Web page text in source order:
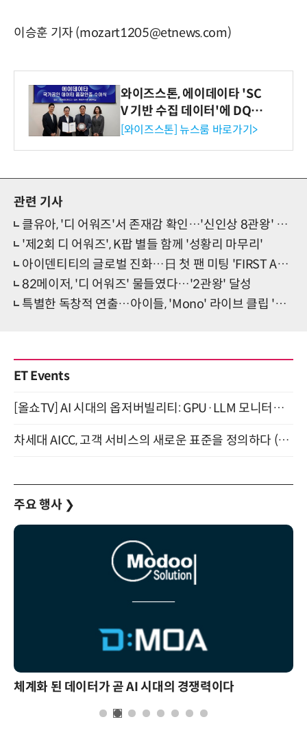
이승훈 기자 (mozart1205@etnews.com)
와이즈스톤, 에이데이타 'SC
V 기반 수집 데이터'에 DQ인
증 최고 등급 수여
[와이즈스톤] 뉴스룸 바로가기>
관련 기사
클유아, '디 어워즈'서 존재감 확인…'신인상 8관왕' 등극
'제2회 디 어워즈', K팝 별들 함께 '성황리 마무리'
아이덴티티의 글로벌 진화…日 첫 팬 미팅 'FIRST ACTION' 성료
82메이저, '디 어워즈' 물들였다…'2관왕' 달성
특별한 독창적 연출…아이들, 'Mono' 라이브 클립 '시선 집중'
ET Events
[올쇼TV] AI 시대의 옵저버빌리티: GPU·LLM 모니터링부터 AI 기반 장애 대응까지 (8/11 생방송)
차세대 AICC, 고객 서비스의 새로운 표준을 정의하다 (9/9)
주요 행사 ❯
체계화 된 데이터가 곧 AI 시대의 경쟁력이다